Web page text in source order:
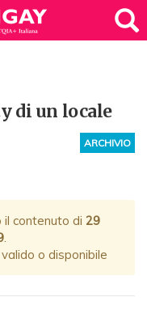
di un locale
ARCHIVIO
contenuto di 29
.
o disponibile